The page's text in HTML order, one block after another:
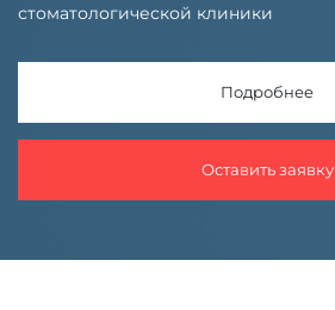
стоматологической клиники
Подробнее
Оставить заявку